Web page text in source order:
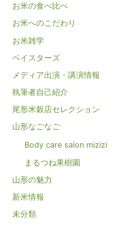
お米の食べ比べ
お米へのこだわり
お米雑学
ベイスターズ
メディア出演・講演情報
執筆者自己紹介
尾形米穀店セレクション
山形なごなご
Body care salon mizizi
まるつね果樹園
山形の魅力
新米情報
未分類